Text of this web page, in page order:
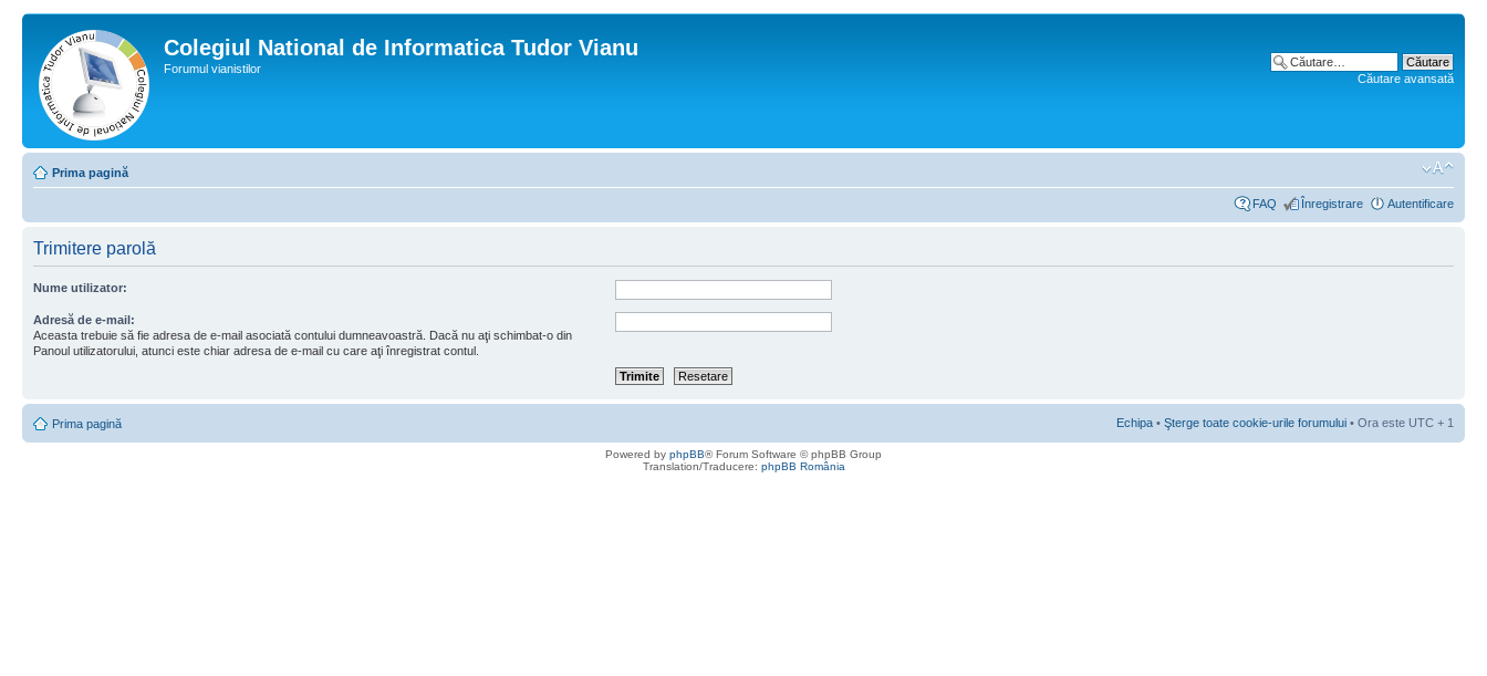
Colegiul National de Informatica Tudor Vianu
Forumul vianistilor
Căutare avansată
Prima pagină
FAQ Înregistrare Autentificare
Trimitere parolă
Nume utilizator:
Adresă de e-mail:
Aceasta trebuie să fie adresa de e-mail asociată contului dumneavoastră. Dacă nu aţi schimbat-o din
Panoul utilizatorului, atunci este chiar adresa de e-mail cu care aţi înregistrat contul.
Prima pagină Echipa • Şterge toate cookie-urile forumului • Ora este UTC + 1
Powered by phpBB® Forum Software © phpBB Group
Translation/Traducere: phpBB România